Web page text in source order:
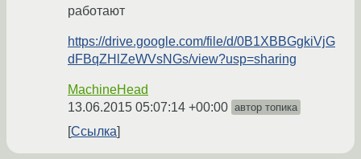
работают
https://drive.google.com/file/d/0B1XBBGgkiVjG
dFBqZHlZeWVsNGs/view?usp=sharing
MachineHead
13.06.2015 05:07:14 +00:00 автор топика
Ссылка